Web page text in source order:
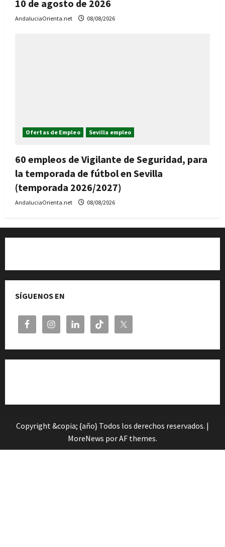
10 de agosto de 2026
AndaluciaOrienta.net 08/08/2026
Ofertas de Empleo Sevilla empleo
60 empleos de Vigilante de Seguridad, para
la temporada de fútbol en Sevilla
(temporada 2026/2027)
AndaluciaOrienta.net 08/08/2026
SÍGUENOS EN
Copyright &copia; {año} Todos los derechos reservados. |
MoreNews por AF themes.